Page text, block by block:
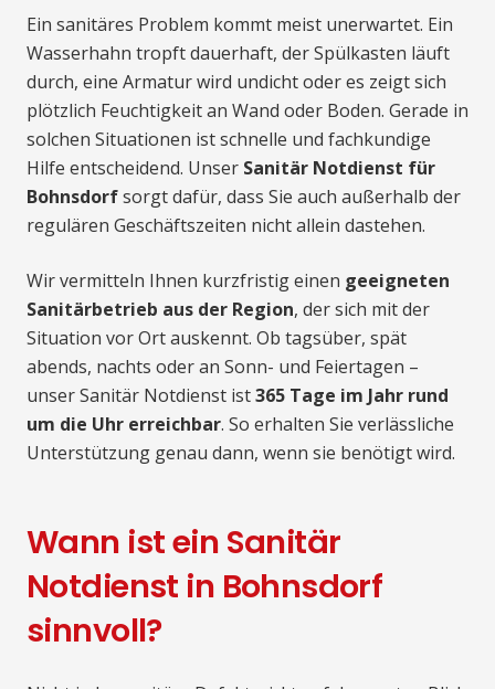
Ein sanitäres Problem kommt meist unerwartet. Ein
Wasserhahn tropft dauerhaft, der Spülkasten läuft
durch, eine Armatur wird undicht oder es zeigt sich
plötzlich Feuchtigkeit an Wand oder Boden. Gerade in
solchen Situationen ist schnelle und fachkundige
Hilfe entscheidend. Unser Sanitär Notdienst für
Bohnsdorfsorgt dafür, dass Sie auch außerhalb der
regulären Geschäftszeiten nicht allein dastehen.
Wir vermitteln Ihnen kurzfristig einen geeigneten
Sanitärbetrieb aus der Region, der sich mit der
Situation vor Ort auskennt. Ob tagsüber, spät
abends, nachts oder an Sonn- und Feiertagen –
unser Sanitär Notdienst ist365 Tage im Jahr rund
um die Uhr erreichbar. So erhalten Sie verlässliche
Unterstützung genau dann, wenn sie benötigt wird.
Wann ist ein Sanitär
Notdienst in Bohnsdorf
sinnvoll?